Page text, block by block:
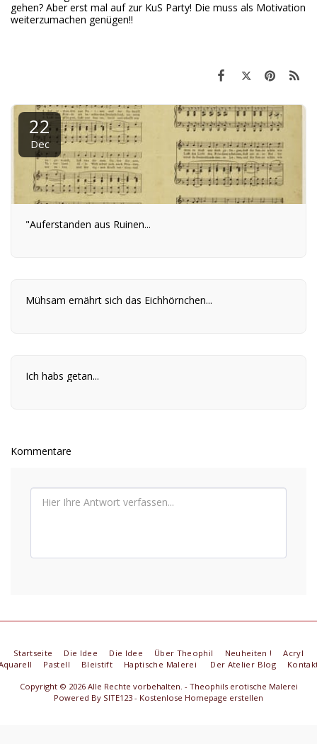
gehen? Aber erst mal auf zur KuS Party! Die muss als Motivation
weiterzumachen genügen!!
22
Dec
"Auferstanden aus Ruinen...
Mühsam ernährt sich das Eichhörnchen...
Ich habs getan...
Kommentare
Startseite Die Idee Die Idee Über Theophil Neuheiten !
Acryl
Pastell Bleistift Haptische Malerei Der Atelier Blog
Copyright © 2026 Alle Rechte vorbehalten. - Theophils erotische Malerei
Powered By SITE123 - Kostenlose Homepage erstellen